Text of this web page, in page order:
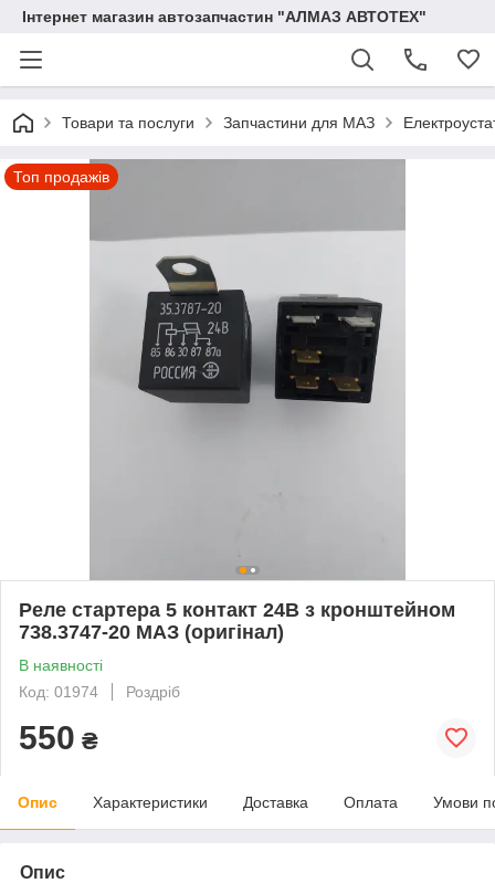
Інтернет магазин автозапчастин "АЛМАЗ АВТОТЕХ"
Товари та послуги Запчастини для МАЗ
Топ продажів
Реле стартера 5 контакт 24В з кронштейном
738.3747-20 МАЗ (оригінал)
В наявності
Код: 01974
Роздріб
550 ₴
Опис Характеристики Доставка Оплата Умови
Опис